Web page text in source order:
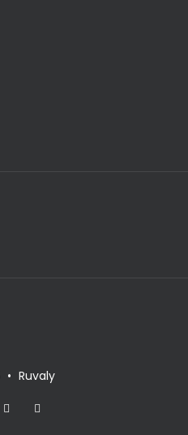
• Ruvaly